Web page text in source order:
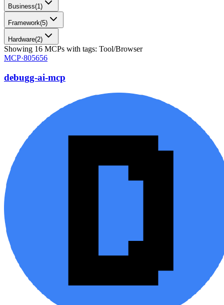
Business(1)
Framework(5)
Hardware(2)
Showing 16 MCPs with tags: Tool/Browser
MCP·805656
debugg-ai-mcp